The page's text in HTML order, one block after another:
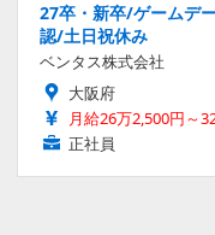
27卒・新卒/ゲームデ
認/土日祝休み
ベンタス株式会社
大阪府
月給26万2,500円～
正社員